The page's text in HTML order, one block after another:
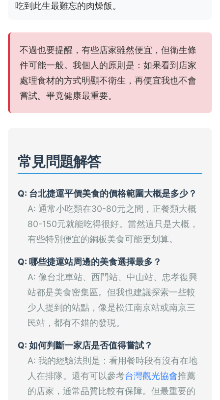
吃到此生最難忘的肉燥飯。
不過也要提醒，有些店家雖然便宜，但衛生條
件可能一般。我個人的原則是：如果看到店家
處理食材的方式明顯不衛生，再便宜我也不會
嘗試。畢竟健康最重要。
常見問題解答
Q: 台北捷運平價美食的價格範圍大概是多少？
A: 通常小吃類在30-80元之間，正餐類大概
80-150元就能吃得很好。當然這只是大概，
有些特別便宜的銅板美食可能更划算。
Q: 哪些捷運站周邊的美食選擇最多？
A: 像台北車站、西門站、中山站、忠孝復興
站都是美食密集區。但我也建議探索一些較
少人提到的站點，像是松江南京站或南京三
民站，都有不錯的發現。
Q: 如何判斷一家店是否值得嘗試？
A: 我的經驗法則是：看用餐時段有沒有在地
人在排隊。還有可以參考台灣觀光協會推薦
的店家，通常品質比較有保障。但最重要的